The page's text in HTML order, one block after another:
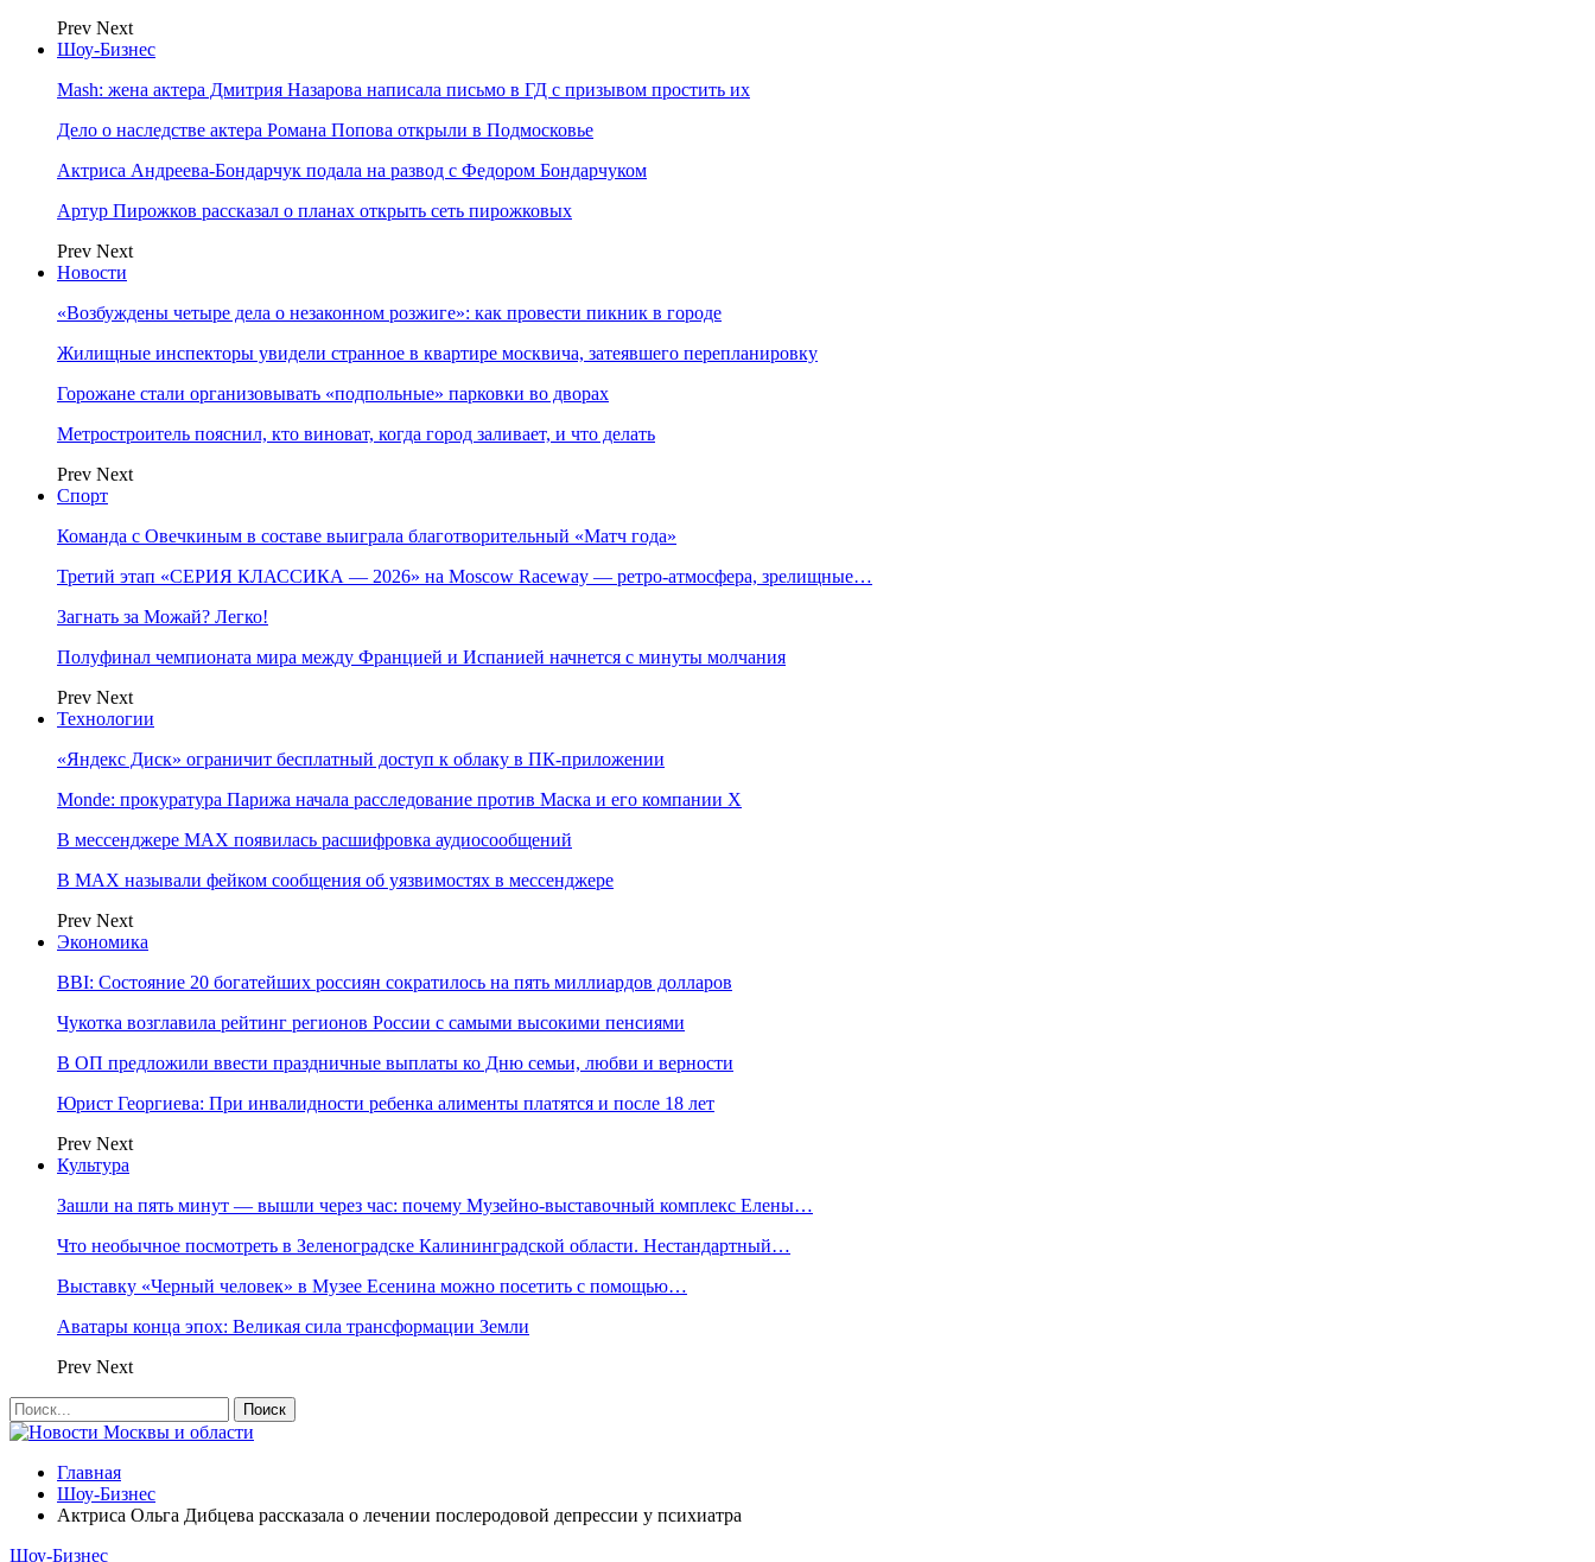
Prev Next
Шоу-Бизнес
Mash: жена актера Дмитрия Назарова написала письмо в ГД с призывом простить их
Дело о наследстве актера Романа Попова открыли в Подмосковье
Актриса Андреева-Бондарчук подала на развод с Федором Бондарчуком
Артур Пирожков рассказал о планах открыть сеть пирожковых
Prev Next
Новости
«Возбуждены четыре дела о незаконном розжиге»: как провести пикник в городе
Жилищные инспекторы увидели странное в квартире москвича, затеявшего перепланировку
Горожане стали организовывать «подпольные» парковки во дворах
Метростроитель пояснил, кто виноват, когда город заливает, и что делать
Prev Next
Спорт
Команда с Овечкиным в составе выиграла благотворительный «Матч года»
Третий этап «СЕРИЯ КЛАССИКА — 2026» на Moscow Raceway — ретро‑атмосфера, зрелищные…
Загнать за Можай? Легко!
Полуфинал чемпионата мира между Францией и Испанией начнется с минуты молчания
Prev Next
Технологии
«Яндекс Диск» ограничит бесплатный доступ к облаку в ПК-приложении
Monde: прокуратура Парижа начала расследование против Маска и его компании X
В мессенджере MAX появилась расшифровка аудиосообщений
В МAX называли фейком сообщения об уязвимостях в мессенджере
Prev Next
Экономика
BBI: Состояние 20 богатейших россиян сократилось на пять миллиардов долларов
Чукотка возглавила рейтинг регионов России с самыми высокими пенсиями
В ОП предложили ввести праздничные выплаты ко Дню семьи, любви и верности
Юрист Георгиева: При инвалидности ребенка алименты платятся и после 18 лет
Prev Next
Культура
Зашли на пять минут — вышли через час: почему Музейно-выставочный комплекс Елены…
Что необычное посмотреть в Зеленоградске Калининградской области. Нестандартный…
Выставку «Черный человек» в Музее Есенина можно посетить с помощью…
Аватары конца эпох: Великая сила трансформации Земли
Prev Next
Главная
Шоу-Бизнес
Актриса Ольга Дибцева рассказала о лечении послеродовой депрессии у психиатра
Шоу-Бизнес